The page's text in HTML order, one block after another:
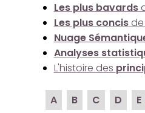
Les plus bavards
Les plus concisde
Nuage
Analyses
L'histoire des
A B C D E